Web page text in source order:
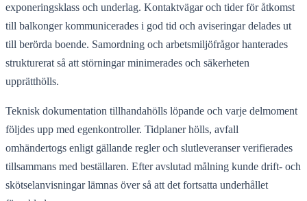
exponeringsklass och underlag. Kontaktvägar och tider för åtkomst
till balkonger kommunicerades i god tid och aviseringar delades ut
till berörda boende. Samordning och arbetsmiljöfrågor hanterades
strukturerat så att störningar minimerades och säkerheten
upprätthölls.
Teknisk dokumentation tillhandahölls löpande och varje delmoment
följdes upp med egenkontroller. Tidplaner hölls, avfall
omhändertogs enligt gällande regler och slutleveranser verifierades
tillsammans med beställaren. Efter avslutad målning kunde drift- och
skötselanvisningar lämnas över så att det fortsatta underhållet